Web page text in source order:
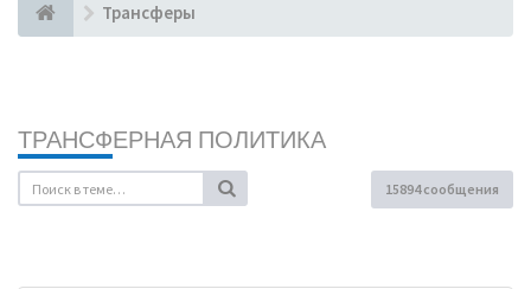
Трансферы
ТРАНСФЕРНАЯ ПОЛИТИКА
15894 сообщения